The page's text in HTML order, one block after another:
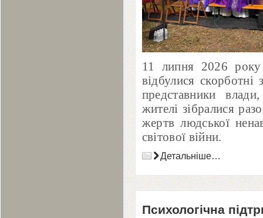
11 липня 2026
відбулися
представники
жителі зібралися
жертв людської
світової війни.
Детальніше…
Психологічна